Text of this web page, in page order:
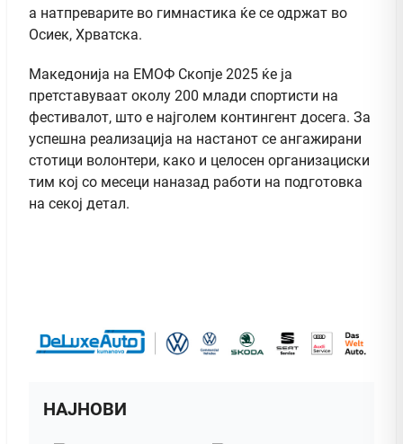
а натпреварите во гимнастика ќе се одржат во
Осиек, Хрватска.
Македонија на ЕМОФ Скопје 2025 ќе ја
претставуваат околу 200 млади спортисти на
фестивалот, што е најголем контингент досега. За
успешна реализација на настанот се ангажирани
стотици волонтери, како и целосен организациски
тим кој со месеци наназад работи на подготовка
на секој детал.
НАЈНОВИ